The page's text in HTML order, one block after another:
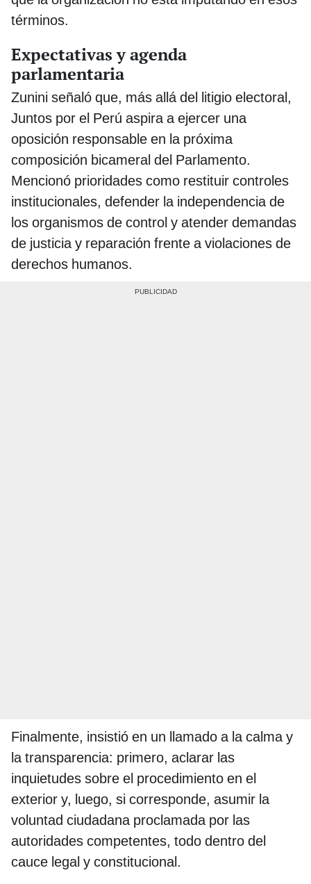
términos.
Expectativas y agenda
parlamentaria
Zunini señaló que, más allá del litigio electoral,
Juntos por el Perú aspira a ejercer una
oposición responsable en la próxima
composición bicameral del Parlamento.
Mencionó prioridades como restituir controles
institucionales, defender la independencia de
los organismos de control y atender demandas
de justicia y reparación frente a violaciones de
derechos humanos.
Finalmente, insistió en un llamado a la calma y
la transparencia: primero, aclarar las
inquietudes sobre el procedimiento en el
exterior y, luego, si corresponde, asumir la
voluntad ciudadana proclamada por las
autoridades competentes, todo dentro del
cauce legal y constitucional.